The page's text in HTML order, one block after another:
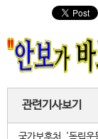
관련기사보기